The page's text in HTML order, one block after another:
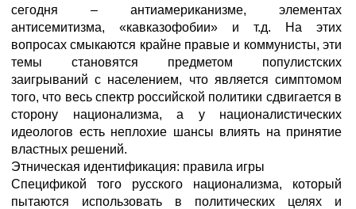
сегодня – антиамериканизме, элементах
антисемитизма, «кавказофобии» и т.д. На этих
вопросах смыкаются крайне правые и коммунисты, эти
темы становятся предметом популистских
заигрываний с населением, что является симптомом
того, что весь спектр российской политики сдвигается в
сторону национализма, а у националистических
идеологов есть неплохие шансы влиять на принятие
властных решений.
Этническая идентификация: правила игры
Спецификой того русского национализма, который
пытаются использовать в политических целях и